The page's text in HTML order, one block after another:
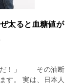
太ると血糖値が
縁だ！」 その油断
す。 実は、日本人